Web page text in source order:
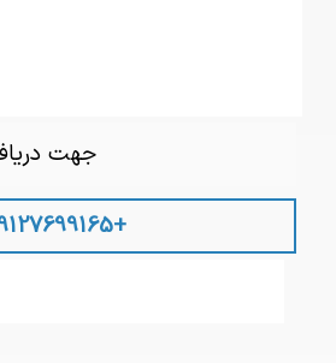
جهت
+989127699165